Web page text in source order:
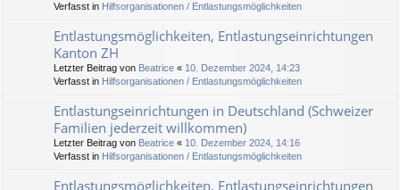
Verfasst in Hilfsorganisationen / Entlastungsmöglichkeiten
Entlastungsmöglichkeiten, Entlastungseinrichtungen
Kanton ZH
Letzter Beitrag von Beatrice « 10. Dezember 2024, 14:23
Verfasst in Hilfsorganisationen / Entlastungsmöglichkeiten
Entlastungseinrichtungen in Deutschland (Schweizer
Familien jederzeit willkommen)
Letzter Beitrag von Beatrice « 10. Dezember 2024, 14:16
Verfasst in Hilfsorganisationen / Entlastungsmöglichkeiten
Entlastungsmöglichkeiten, Entlastungseinrichtungen